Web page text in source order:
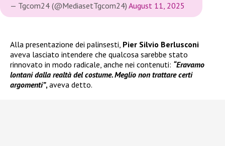
— Tgcom24 (@MediasetTgcom24) August 11, 2025
Alla presentazione dei palinsesti, Pier Silvio Berlusconi
aveva lasciato intendere che qualcosa sarebbe stato
rinnovato in modo radicale, anche nei contenuti: “Eravamo
lontani dalla realtà del costume. Meglio non trattare certi
argomenti”,aveva detto.